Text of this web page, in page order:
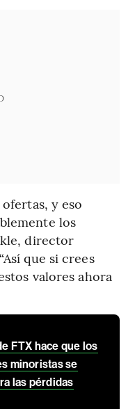
y eso
los
director
que si crees
valores ahora
FTX hace que los
minoristas se
las pérdidas